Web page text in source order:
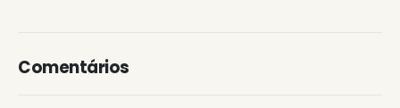
Comentários